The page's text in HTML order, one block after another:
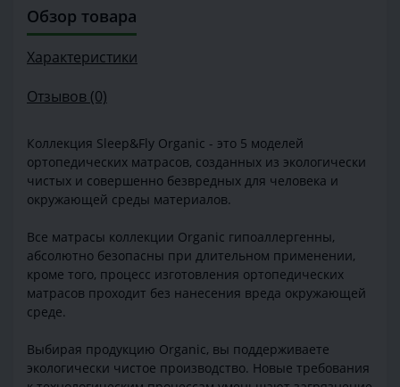
Обзор товара
Характеристики
Отзывов (0)
Коллекция Sleep&Fly Organic - это 5 моделей
ортопедических матрасов, созданных из экологически
чистых и совершенно безвредных для человека и
окружающей среды материалов.
Все матрасы коллекции Organic гипоаллергенны,
абсолютно безопасны при длительном применении,
кроме того, процесс изготовления ортопедических
матрасов проходит без нанесения вреда окружающей
среде.
Выбирая продукцию Organic, вы поддерживаете
экологически чистое производство. Новые требования